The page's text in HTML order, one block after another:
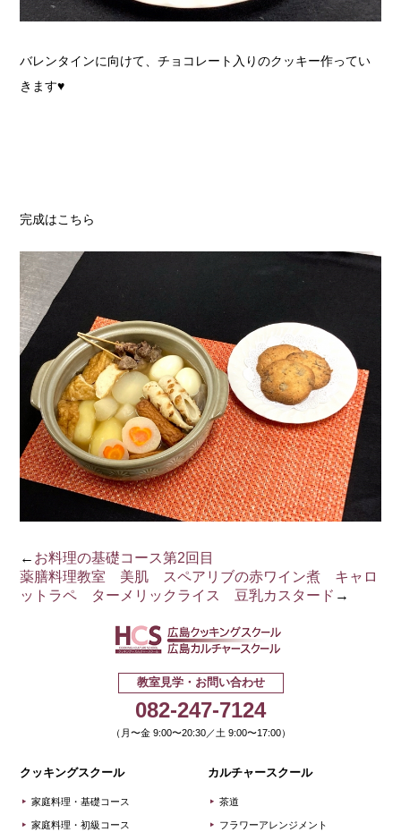
バレンタインに向けて、チョコレート入りのクッキー作ってい
きます♥
完成はこちら
← お料理の基礎コース第2回目
薬膳料理教室 美肌 スペアリブの赤ワイン煮 キャロ
ットラペ ターメリックライス 豆乳カスタード →
教室見学・お問い合わせ
082-247-7124
（月〜金 9:00〜20:30／土 9:00〜17:00）
クッキングスクール
家庭料理・基礎コース
家庭料理・初級コース
カルチャースクール
茶道
フラワーアレンジメント